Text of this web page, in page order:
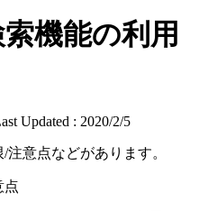
機能の利用
Updated : 2020/2/5
意点などがあります。
点